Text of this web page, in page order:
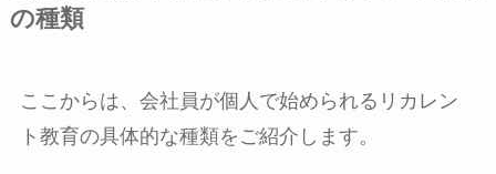
の種類
ここからは、会社員が個人で始められるリカレン
ト教育の具体的な種類をご紹介します。